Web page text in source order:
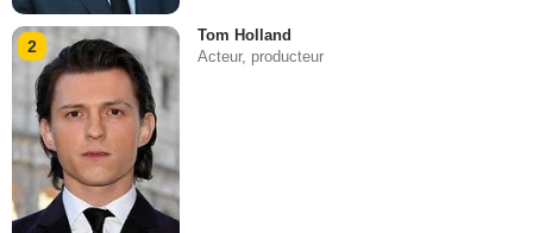
2
Tom Holland
Acteur, producteur